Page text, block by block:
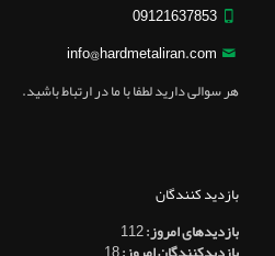
09121637853
info@hardmetaliran.com
هر سوالی دارید لطفا با ما در ارتباط باشید.
بازدید کنندگان
بازدیدهای امروز:112